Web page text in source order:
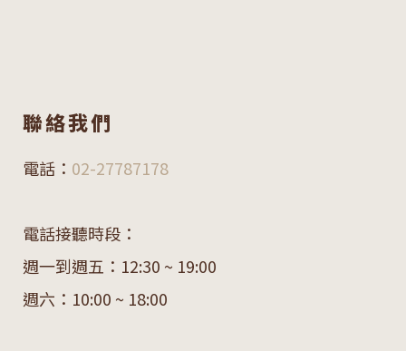
聯絡我們
電話： 02-27787178
電話接聽時段：
週一到週五：12:30 ~ 19:00
週六：10:00 ~ 18:00